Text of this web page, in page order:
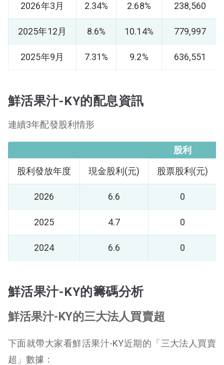
2026年3月
2.34% 2.68% 238,560
2025年12月 8.6% 10.14% 779,997
2025年9月 7.31% 9.2% 636,551
鮮活果汁-KY的配息資訊
連續3年配發股利情形
股利
股利發放年度
現金股利(元) 股票股利(元)
2026 6.6 0
2025 4.7 0
2024 6.6 0
鮮活果汁-KY的籌碼分析
鮮活果汁-KY的三大法人買賣超
下面就帶大家看鮮活果汁-KY近期的「三大法人買賣
超」數據：